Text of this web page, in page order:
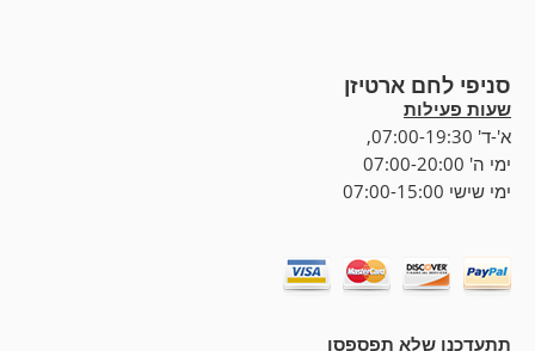
סניפי לחם ארטיזן
שעות פעילות
א'-ד' 07:00-19:30,
ימי ה' 07:00-20:00
ימי שישי 07:00-15:00
תתעדכנו שלא תפספסו